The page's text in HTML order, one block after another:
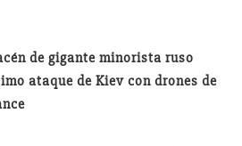
de gigante minorista ruso
ataque de Kiev con drones de